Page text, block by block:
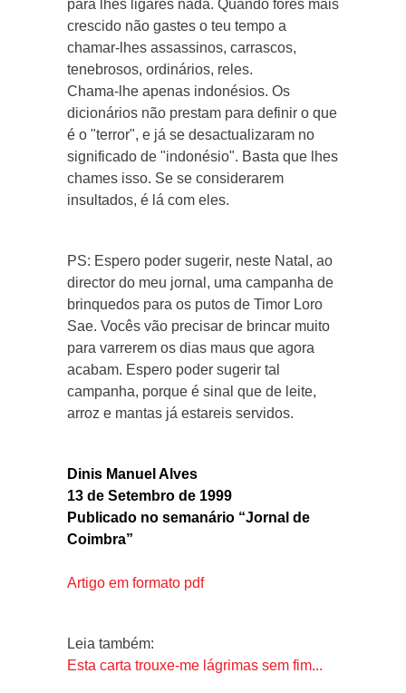
para lhes ligares nada. Quando fores mais
crescido não gastes o teu tempo a
chamar-lhes assassinos, carrascos,
tenebrosos, ordinários, reles.
Chama-lhe apenas indonésios. Os
dicionários não prestam para definir o que
é o "terror", e já se desactualizaram no
significado de "indonésio". Basta que lhes
chames isso. Se se considerarem
insultados, é lá com eles.
PS: Espero poder sugerir, neste Natal, ao
director do meu jornal, uma campanha de
brinquedos para os putos de Timor Loro
Sae. Vocês vão precisar de brincar muito
para varrerem os dias maus que agora
acabam. Espero poder sugerir tal
campanha, porque é sinal que de leite,
arroz e mantas já estareis servidos.
Dinis Manuel Alves
13 de Setembro de 1999
Publicado no semanário “Jornal de
Coimbra”
Artigo em formato pdf
Leia também:
Esta carta trouxe-me lágrimas sem fim...